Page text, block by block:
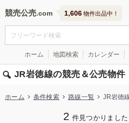
競売公売 1,606 物件出品中！
ホーム 地図検索 カレンダー
JR岩徳線の競売＆公売物件
ホーム 条件検索 路線一覧 JR岩徳
2 件見つかりまし